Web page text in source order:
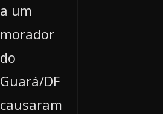
a um
morador
do
Guará/DF
causaram